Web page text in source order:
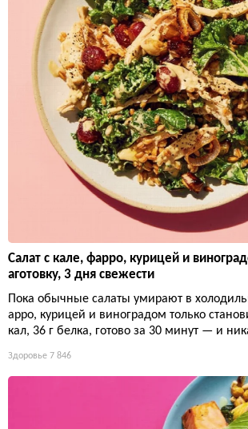
Салат с кале, фарро, курицей и
аготовку, 3 дня свежести
Пока обычные салаты умирают в
арро, курицей и виноградом только
кал, 36 г белка, готово за 30 минут — и
Здоровье 7 846